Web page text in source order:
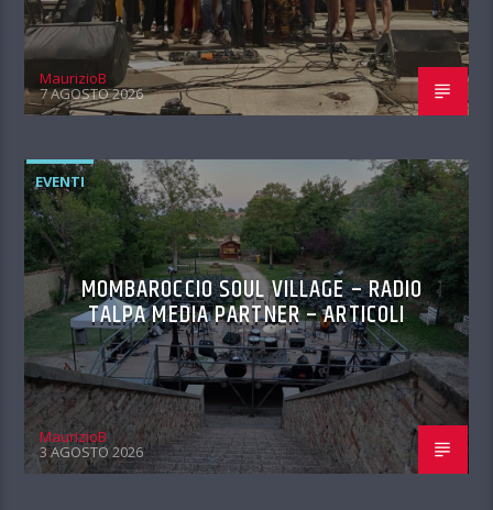
MaurizioB
7 AGOSTO 2026
EVENTI
MOMBAROCCIO SOUL VILLAGE – RADIO
TALPA MEDIA PARTNER – ARTICOLI
MaurizioB
3 AGOSTO 2026